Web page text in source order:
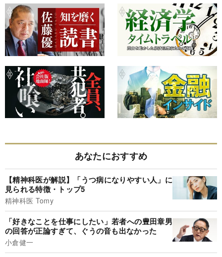
あなたにおすすめ
【精神科医が解説】「うつ病になりやすい人」に
見られる特徴・トップ5
精神科医 Tomy
「好きなことを仕事にしたい」若者への豊田章男
の回答が正論すぎて、ぐうの音も出なかった
小倉健一